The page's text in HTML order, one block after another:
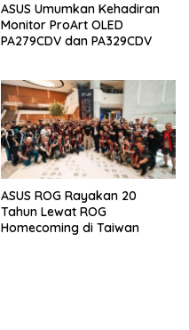
ASUS Umumkan Kehadiran
Monitor ProArt OLED
PA279CDV dan PA329CDV
ASUS ROG Rayakan 20
Tahun Lewat ROG
Homecoming di Taiwan